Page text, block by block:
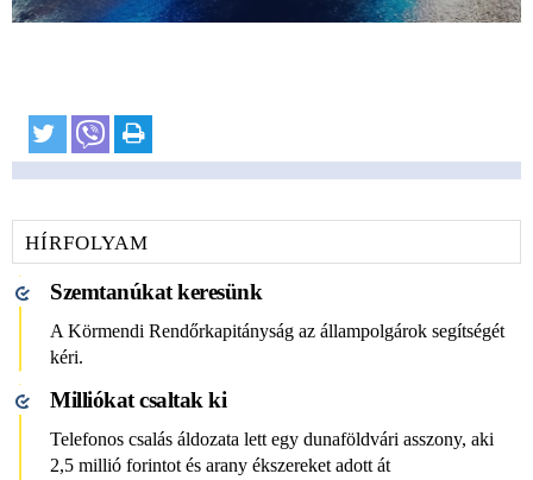
HÍRFOLYAM
Szemtanúkat keresünk
A Körmendi Rendőrkapitányság az állampolgárok segítségét
kéri.
Milliókat csaltak ki
Telefonos csalás áldozata lett egy dunaföldvári asszony, aki
2,5 millió forintot és arany ékszereket adott át